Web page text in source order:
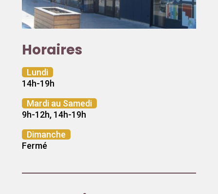
Horaires
Lundi
14h-19h
Mardi au Samedi
9h-12h, 14h-19h
Dimanche
Fermé